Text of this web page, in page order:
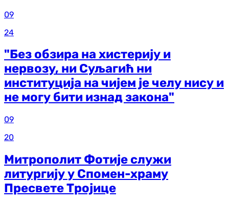
09
24
"Без обзира на хистерију и
нервозу, ни Суљагић ни
институција на чијем је челу нису и
не могу бити изнад закона"
09
20
Митрополит Фотије служи
литургију у Спомен-храму
Пресвете Тројице